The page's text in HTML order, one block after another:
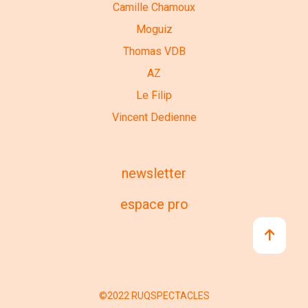
Camille Chamoux
Moguiz
Thomas VDB
AZ
Le Filip
Vincent Dedienne
newsletter
espace pro
©2022 RUQSPECTACLES